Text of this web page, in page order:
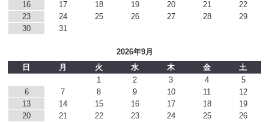
16 17 18 19 20 21
22
23
24 25 26 27 28
29
30
31
2026年9月
日
月 火 水 木 金
土
1
2 3 4
5
6
7 8 9 10 11
12
13
14 15 16 17 18
19
20
21 22 23 24 25
26